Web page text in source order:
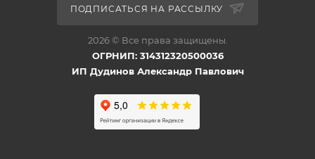
ПОДПИСАТЬСЯ НА РАССЫЛКУ
2026 © Все права защищены.
ОГРНИП: 314312320500036
ИП Дудинов Александр Павлович